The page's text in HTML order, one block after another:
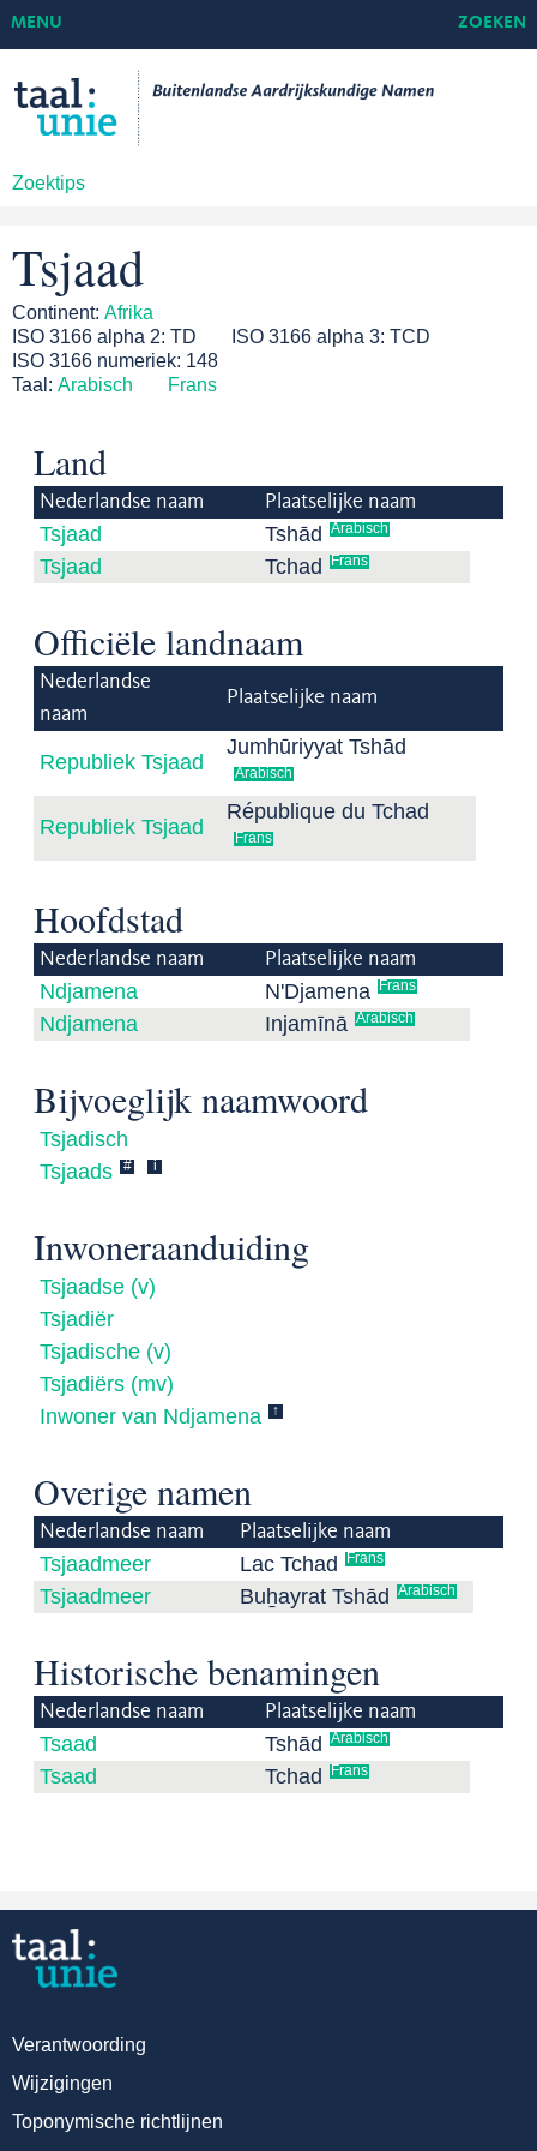
Zoektips
MENU ZOEKEN
Tsjaad
Continent: Afrika
ISO 3166 alpha 2: TD ISO 3166 alpha 3: TCD
ISO 3166 numeriek: 148
Taal: Arabisch Frans
Land
Nederlandse naam Plaatselijke naam
Tsjaad Tshād Arabisch
Tsjaad Tchad Frans
Officiële landnaam
Nederlandse
naam
Plaatselijke naam
Republiek Tsjaad
Jumhūriyyat Tshād
Arabisch
Republiek Tsjaad
République du Tchad
Frans
Hoofdstad
Nederlandse naam Plaatselijke naam
Ndjamena N'Djamena Frans
Ndjamena Injamīnā Arabisch
Bijvoeglijk naamwoord
Tsjadisch
Tsjaads
# i
Inwoneraanduiding
Tsjaadse (v)
Tsjadiër
Tsjadische (v)
Tsjadiërs (mv)
Inwoner van Ndjamena
↑
Overige namen
Nederlandse naam Plaatselijke naam
Tsjaadmeer Lac Tchad Frans
Tsjaadmeer Buẖayrat Tshād Arabisch
Historische benamingen
Nederlandse naam Plaatselijke naam
Tsaad Tshād Arabisch
Tsaad Tchad Frans
Verantwoording
Wijzigingen
Toponymische richtlijnen